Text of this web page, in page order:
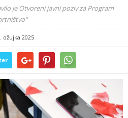
je Otvoreni javni poziv za Program
ožujka 2025